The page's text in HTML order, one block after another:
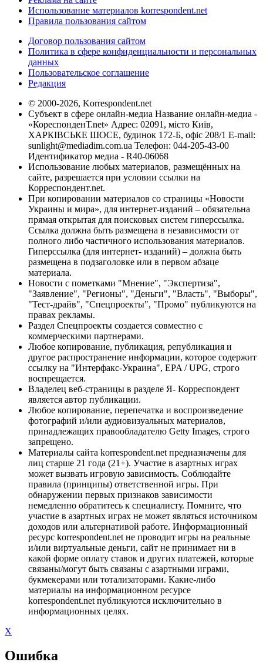
Использование материалов korrespondent.net
Правила пользования сайтом
Договор пользования сайтом
Политика в сфере конфиденциальности и персональных
данных
Пользовательское соглашение
Редакция
© 2000-2026, Korrespondent.net
Субъект в сфере онлайн-медиа Название онлайн-медиа -
«КореспонденТ.net» Адрес: 02091, місто Київ,
ХАРКІВСЬКЕ ШОСЕ, будинок 172-Б, офіс 208/1 E-mail:
sunlight@mediadim.com.ua Телефон: 044-205-43-00
Идентификатор медиа - R40-06068
Использование любых материалов, размещённых на
сайте, разрешается при условии ссылки на
Корреспондент.net.
При копировании материалов со страницы «Новости
Украины и мира», для интернет-изданий – обязательна
прямая открытая для поисковых систем гиперссылка.
Ссылка должна быть размещена в независимости от
полного либо частичного использования материалов.
Гиперссылка (для интернет- изданий) – должна быть
размещена в подзаголовке или в первом абзаце
материала.
Новости с пометками "Мнение", "Экспертиза",
"Заявление", "Регионы", "Деньги", "Власть", "Выборы",
"Тест-драйв", "Спецпроекты", "Промо" публикуются на
правах рекламы.
Раздел Спецпроекты создается совместно с
коммерческими партнерами.
Любое копирование, публикация, републикация и
другое распространение информации, которое содержит
ссылку на "Интерфакс-Украина", EPA / UPG, строго
воспрещается.
Владелец веб-страницы в разделе Я- Корреспондент
является автор публикации.
Любое копирование, перепечатка и воспроизведение
фотографий и/или аудиовизуальных материалов,
принадлежащих правообладателю Getty Images, строго
запрещено.
Материалы сайта korrespondent.net предназначены для
лиц старше 21 года (21+). Участие в азартных играх
может вызвать игровую зависимость. Соблюдайте
правила (принципы) ответственной игры. При
обнаружении первых признаков зависимости
немедленно обратитесь к специалисту. Помните, что
участие в азартных играх не может являться источником
доходов или альтернативой работе. Информационный
ресурс korrespondent.net не проводит игры на реальные
и/или виртуальные деньги, сайт не принимает ни в
какой форме оплату ставок и других платежей, которые
связаны/могут быть связаны с азартными играми,
букмекерами или тотализаторами. Какие-либо
материалы на информационном ресурсе
korrespondent.net публикуются исключительно в
информационных целях.
X
Ошибка